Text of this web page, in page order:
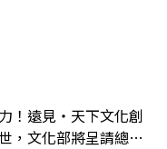
！遠見‧天下文化創
，文化部將呈請總統